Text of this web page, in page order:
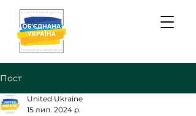
Пост
United Ukraine
15 лип. 2024 р.